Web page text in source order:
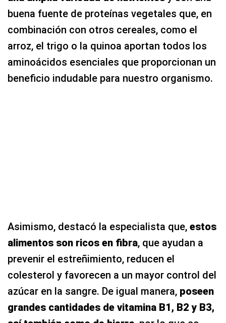
buena fuente de proteínas vegetales que, en
combinación con otros cereales, como el
arroz, el trigo o la quinoa aportan todos los
aminoácidos esenciales que proporcionan un
beneficio indudable para nuestro organismo.
Asimismo, destacó la especialista que, estos
alimentos son ricos en fibra, que ayudan a
prevenir el estreñimiento, reducen el
colesterol y favorecen a un mayor control del
azúcar en la sangre. De igual manera, poseen
grandes cantidades de vitamina B1, B2 y B3,